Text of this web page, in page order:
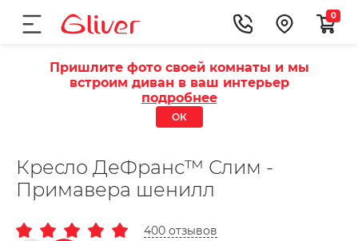
0
Пришлите фото своей комнаты и мы
встроим диван в ваш интерьер
подробнее
ОК
Кресло ДеФранс™️ Слим -
Примавера шенилл
400 отзывов